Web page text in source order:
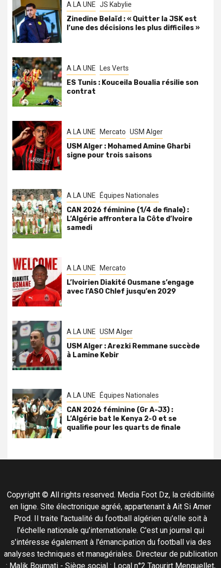
A LA UNE JS Kabylie
Zinedine Belaïd : « Quitter la JSK est
l’une des décisions les plus difficiles »
A LA UNE Les Verts
ES Tunis : Kouceila Boualia résilie son
contrat
A LA UNE Mercato USM Alger
USM Alger : Mohamed Amine Gharbi
signe pour trois saisons
A LA UNE Équipes Nationales
CAN 2026 féminine (1/4 de finale) :
L’Algérie affrontera la Côte d’Ivoire
samedi
A LA UNE Mercato
L’Ivoirien Diakité Ousmane s’engage
avec l’ASO Chlef jusqu’en 2029
A LA UNE USM Alger
USM Alger : Arezki Remmane succède
à Lamine Kebir
A LA UNE Équipes Nationales
CAN 2026 féminine (Gr A-J3) :
L’Algérie bat le Kenya 2-0 et se
qualifie pour les quarts de finale
Copyright © All rights reserved. Media Foot Dz, la crédibilité
en ligne. Site électronique agréé, appartenant à Ait Si Amer
Prod. Il traite l'actualité du football algérien qu'elle soit à
l'échelle nationale qu'internationale. C'est un journal qui
s'intéresse également à l'émancipation du football via des
analyses techniques et managériales. Directeur de publication
: Malik Boumati - Siège social : Local n°2 Taourirt Menguellet,